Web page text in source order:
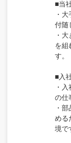
■当
・
付随
・
を組
す。
■入
・
の仕
・
める
境で